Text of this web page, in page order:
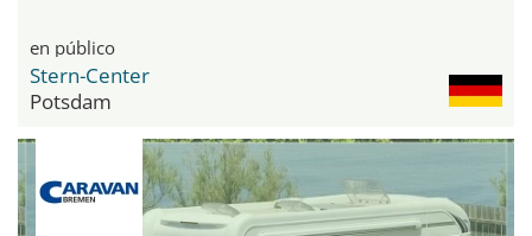
en público
Stern-Center
Potsdam